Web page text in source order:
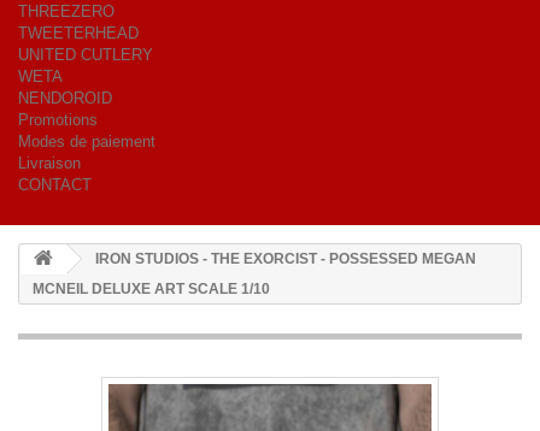
THREEZERO
TWEETERHEAD
UNITED CUTLERY
WETA
NENDOROID
Promotions
Modes de paiement
Livraison
CONTACT
IRON STUDIOS - THE EXORCIST - POSSESSED MEGAN
MCNEIL DELUXE ART SCALE 1/10